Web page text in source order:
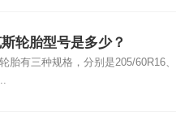
轮胎型号是多少？
胎有三种规格，分别是205/60R16、